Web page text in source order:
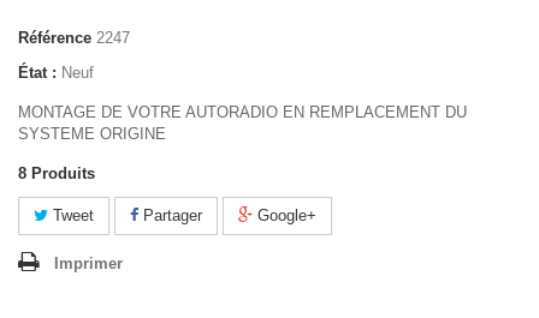
Référence 2247
État : Neuf
MONTAGE DE VOTRE AUTORADIO EN REMPLACEMENT DU
SYSTEME ORIGINE
8 Produits
Tweet Partager Google+
Imprimer